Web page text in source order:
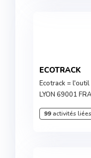
ECOTRACK
Ecotrack =
LYON 69001
99activités liées